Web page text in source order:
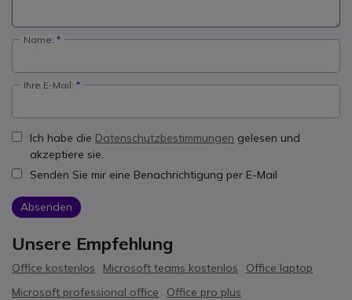
Name:
Ihre E-Mail:
Ich habe die Datenschutzbestimmungen gelesen und
akzeptiere sie.
Senden Sie mir eine Benachrichtigung per E-Mail
Absenden
Unsere Empfehlung
Office kostenlos Microsoft teams kostenlos
Office laptop
Microsoft professional office
Office pro plus